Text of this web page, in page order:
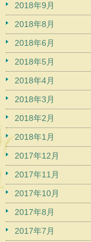
2018年9月
2018年8月
2018年6月
2018年5月
2018年4月
2018年3月
2018年2月
2018年1月
2017年12月
2017年11月
2017年10月
2017年8月
2017年7月